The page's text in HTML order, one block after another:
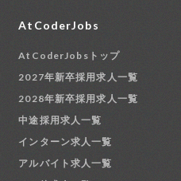
AtCoderJobs
AtCoderJobsトップ
2027年新卒採用求人一覧
2028年新卒採用求人一覧
中途採用求人一覧
インターン求人一覧
アルバイト求人一覧